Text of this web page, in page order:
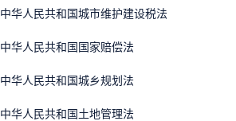
· 中华人民共和国城市维护建设税法
· 中华人民共和国国家赔偿法
· 中华人民共和国城乡规划法
· 中华人民共和国土地管理法